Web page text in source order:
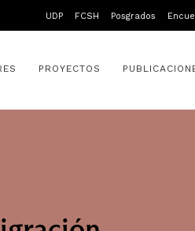
UDP FCSH Posgrados
PROYECTOS